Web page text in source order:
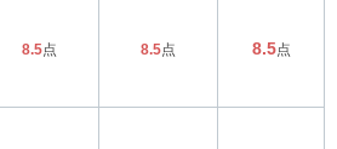
8.5点 8.5点 8.5点